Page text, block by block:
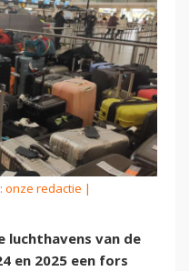
onze redactie |
luchthavens van de
en 2025 een fors